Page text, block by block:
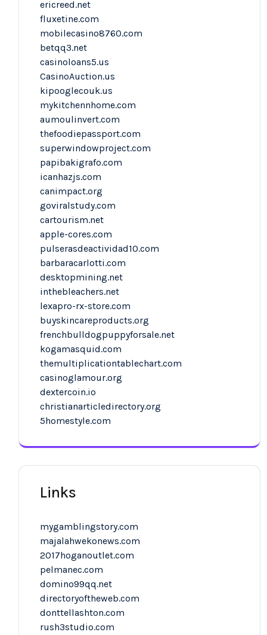
ericreed.net
fluxetine.com
mobilecasino8760.com
betqq3.net
casinoloans5.us
CasinoAuction.us
kipooglecouk.us
mykitchennhome.com
aumoulinvert.com
thefoodiepassport.com
superwindowproject.com
papibakigrafo.com
icanhazjs.com
canimpact.org
goviralstudy.com
cartourism.net
apple-cores.com
pulserasdeactividad10.com
barbaracarlotti.com
desktopmining.net
inthebleachers.net
lexapro-rx-store.com
buyskincareproducts.org
frenchbulldogpuppyforsale.net
kogamasquid.com
themultiplicationtablechart.com
casinoglamour.org
dextercoin.io
christianarticledirectory.org
5homestyle.com
Links
mygamblingstory.com
majalahwekonews.com
2017hoganoutlet.com
pelmanec.com
domino99qq.net
directoryoftheweb.com
donttellashton.com
rush3studio.com